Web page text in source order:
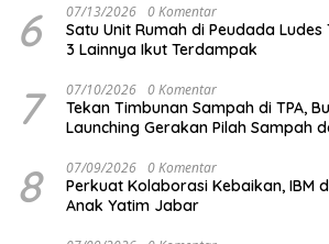
6 07/13/2026 0 Komentar
Satu Unit Rumah di Peudada
3 Lainnya Ikut Terdampak
7 07/10/2026 0 Komentar
Tekan Timbunan Sampah di TPA,
Launching Gerakan Pilah Sampah
8 07/09/2026 0 Komentar
Perkuat Kolaborasi Kebaikan, IBM
Anak Yatim Jabar